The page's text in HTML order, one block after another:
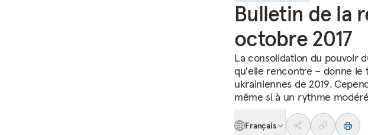
Bulletin de la
octobre 2017
La consolidation du pouvoir
qu'elle rencontre – donne le
ukrainiennes de 2019.
même si à un rythme
Français